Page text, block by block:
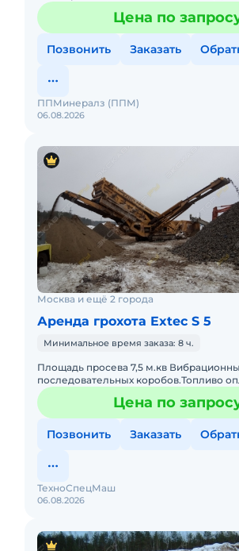
моточасов, Двигатель САТ с 4.4,
Цена по
Позвонить Заказать
06.08.2026
ППМинералз (ППМ)
Москва и ещё 2 города
Аренда грохота Extec S 5
Минимальное время заказа: 8 ч.
Площадь просева 7,5 м.кв
последовательных коробов.Топливо
отдельно. Техника с малой
Пакет отчет
Цена по
Позвонить Заказать
06.08.2026
ТехноСпецМаш